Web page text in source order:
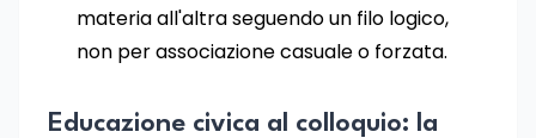
materia all'altra seguendo un filo logico,
non per associazione casuale o forzata.
Educazione civica al colloquio: la